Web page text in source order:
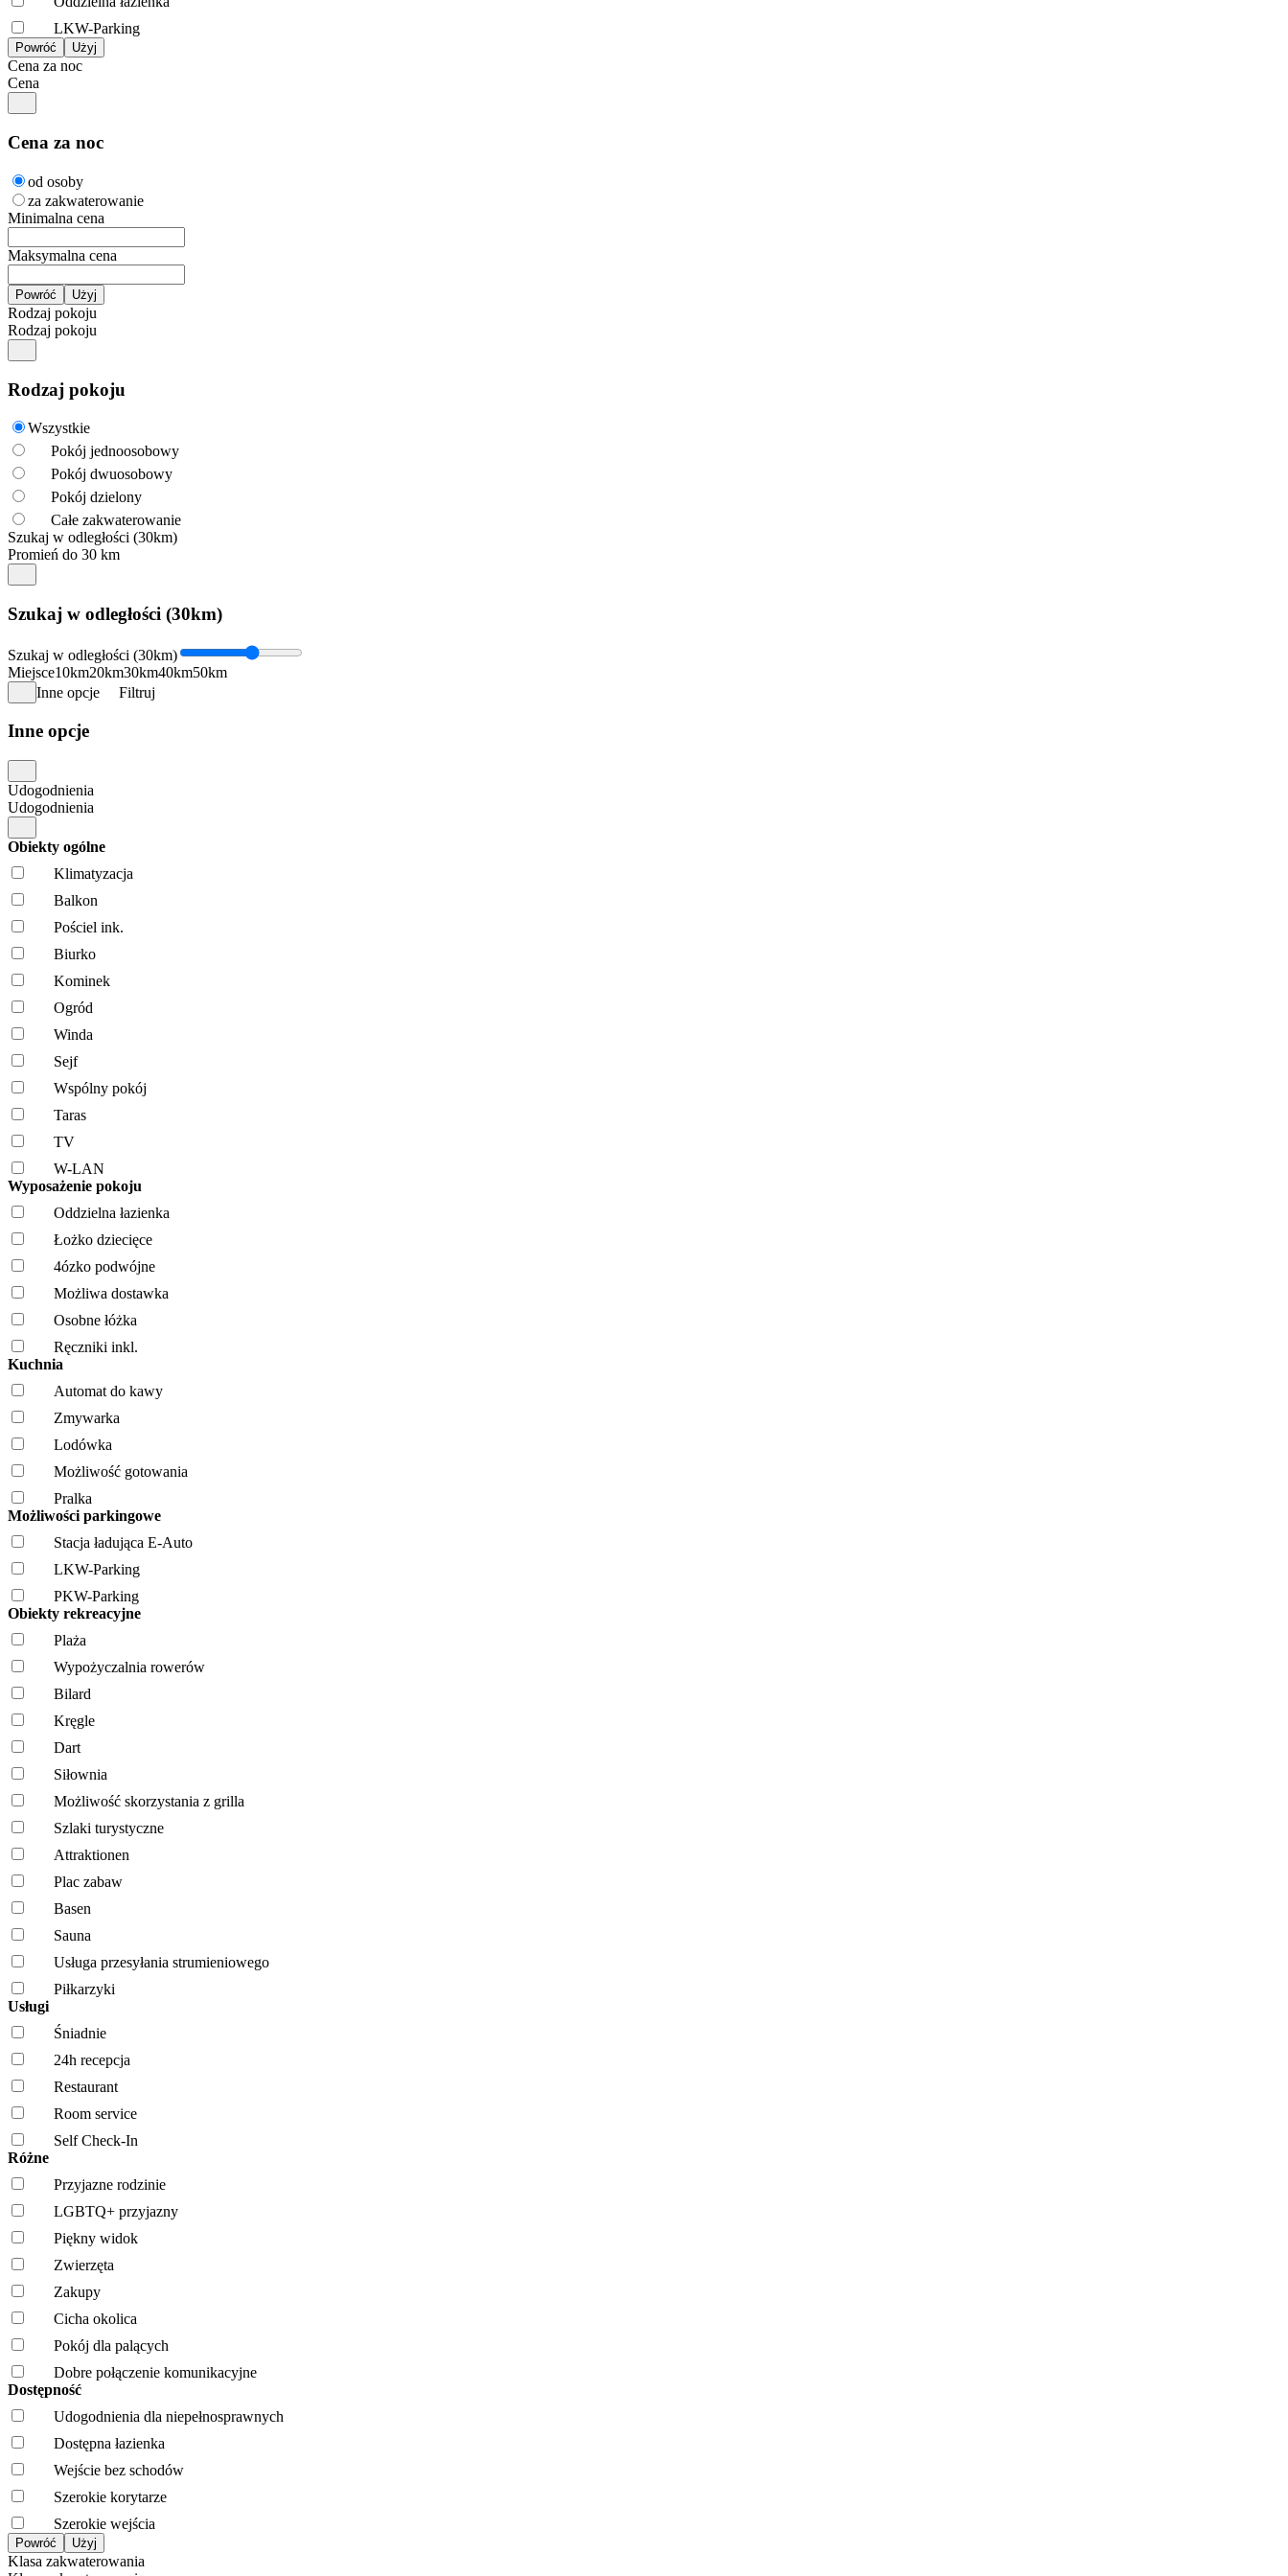
LKW-Parking
Cena za noc
Cena
Cena za noc
od osoby
za zakwaterowanie
Minimalna cena
Maksymalna cena
Rodzaj pokoju
Rodzaj pokoju
Rodzaj pokoju
Wszystkie
Pokój jednoosobowy
Pokój dwuosobowy
Pokój dzielony
Całe zakwaterowanie
Szukaj w odległości (30km)
Promień do 30 km
Szukaj w odległości (30km)
Szukaj w odległości (30km)
Miejsce10km20km30km40km50km
Inne opcje
Filtruj
Inne opcje
Udogodnienia
Udogodnienia
Obiekty ogólne
Klimatyzacja
Balkon
Pościel ink.
Biurko
Kominek
Ogród
Winda
Sejf
Wspólny pokój
Taras
TV
W-LAN
Wyposażenie pokoju
Oddzielna łazienka
Łożko dziecięce
4ózko podwójne
Możliwa dostawka
Osobne łóżka
Ręczniki inkl.
Kuchnia
Automat do kawy
Zmywarka
Lodówka
Możliwość gotowania
Pralka
Możliwości parkingowe
Stacja ładująca E-Auto
LKW-Parking
PKW-Parking
Obiekty rekreacyjne
Plaża
Wypożyczalnia rowerów
Bilard
Kręgle
Dart
Siłownia
Możliwość skorzystania z grilla
Szlaki turystyczne
Attraktionen
Plac zabaw
Basen
Sauna
Usługa przesyłania strumieniowego
Piłkarzyki
Usługi
Śniadnie
24h recepcja
Restaurant
Room service
Self Check-In
Różne
Przyjazne rodzinie
LGBTQ+ przyjazny
Piękny widok
Zwierzęta
Zakupy
Cicha okolica
Pokój dla palących
Dobre połączenie komunikacyjne
Dostępność
Udogodnienia dla niepełnosprawnych
Dostępna łazienka
Wejście bez schodów
Szerokie korytarze
Szerokie wejścia
Klasa zakwaterowania